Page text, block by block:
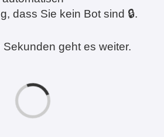
dass Sie kein Bot sind 🔒.
Sekunden geht es weiter.